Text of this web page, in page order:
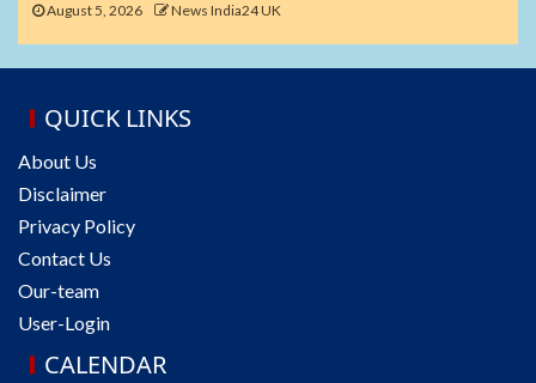
August 5, 2026 News India24 UK
QUICK LINKS
About Us
Disclaimer
Privacy Policy
Contact Us
Our-team
User-Login
CALENDAR